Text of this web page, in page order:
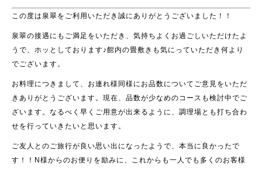
この度は泉翠をご利用いただき誠にありがとうございました！！
泉翠の接遇にもご満足をいただき、気持ちよくお過ごしいただけたよ
うで、ホッとしております♪館内の畳敷きも気にっていただき何より
でございます。
お料理につきまして、お連れ様同様にお品数についてご意見をいただ
きありがとうございます。現在、品数が少なめのコースも検討中でご
ざいます。なるべく早くご用意が出来るように、調理場とも打ち合わ
せを行っていきたいと思います。
ご友人とのご旅行が良い思い出になったようで、本当に良かったで
す！！N様からのお便りを励みに、これからも一人でも多くのお客様